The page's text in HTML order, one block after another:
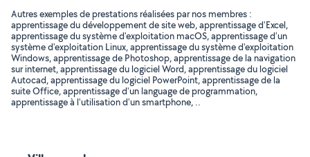
Autres exemples de prestations réalisées par nos membres :
apprentissage du développement de site web, apprentissage d'Excel,
apprentissage du système d'exploitation macOS, apprentissage d'un
système d'exploitation Linux, apprentissage du système d'exploitation
Windows, apprentissage de Photoshop, apprentissage de la navigation
sur internet, apprentissage du logiciel Word, apprentissage du logiciel
Autocad, apprentissage du logiciel PowerPoint, apprentissage de la
suite Office, apprentissage d'un language de programmation,
apprentissage à l'utilisation d'un smartphone, ..